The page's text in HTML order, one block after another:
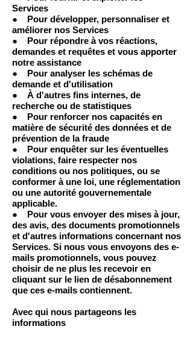
Services
● Pour développer, personnaliser et
améliorer nos Services
● Pour répondre à vos réactions,
demandes et requêtes et vous apporter
notre assistance
● Pour analyser les schémas de
demande et d'utilisation
● À d'autres fins internes, de
recherche ou de statistiques
● Pour renforcer nos capacités en
matière de sécurité des données et de
prévention de la fraude
● Pour enquêter sur les éventuelles
violations, faire respecter nos
conditions ou nos politiques, ou se
conformer à une loi, une réglementation
ou une autorité gouvernementale
applicable.
● Pour vous envoyer des mises à jour,
des avis, des documents promotionnels
et d'autres informations concernant nos
Services. Si nous vous envoyons des e-
mails promotionnels, vous pouvez
choisir de ne plus les recevoir en
cliquant sur le lien de désabonnement
que ces e-mails contiennent.
Avec qui nous partageons les
informations